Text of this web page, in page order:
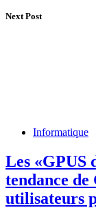
Next Post
Informatique
Les «GPUS
tendance
utilisateurs